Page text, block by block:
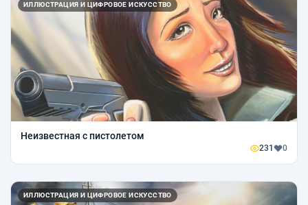
ИЛЛЮСТРАЦИЯ И ЦИФРОВОЕ ИСКУССТВО
Неизвестная с пистолетом
231 0
ИЛЛЮСТРАЦИЯ И ЦИФРОВОЕ ИСКУССТВО